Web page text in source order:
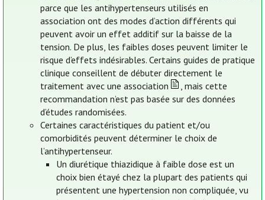
parce que les antihypertenseurs utilisés en
association ont des modes d’action différents qui
peuvent avoir un effet additif sur la baisse de la
tension. De plus, les faibles doses peuvent limiter le
risque d’effets indésirables. Certains guides de pratique
clinique conseillent de débuter directement le
traitement avec une association
, mais cette
recommandation n’est pas basée sur des données
d’études randomisées.
Certaines caractéristiques du patient et/ou
comorbidités peuvent déterminer le choix de
l’antihypertenseur.
Un diurétique thiazidique à faible dose est un
choix bien étayé chez la plupart des patients qui
présentent une hypertension non compliquée, vu